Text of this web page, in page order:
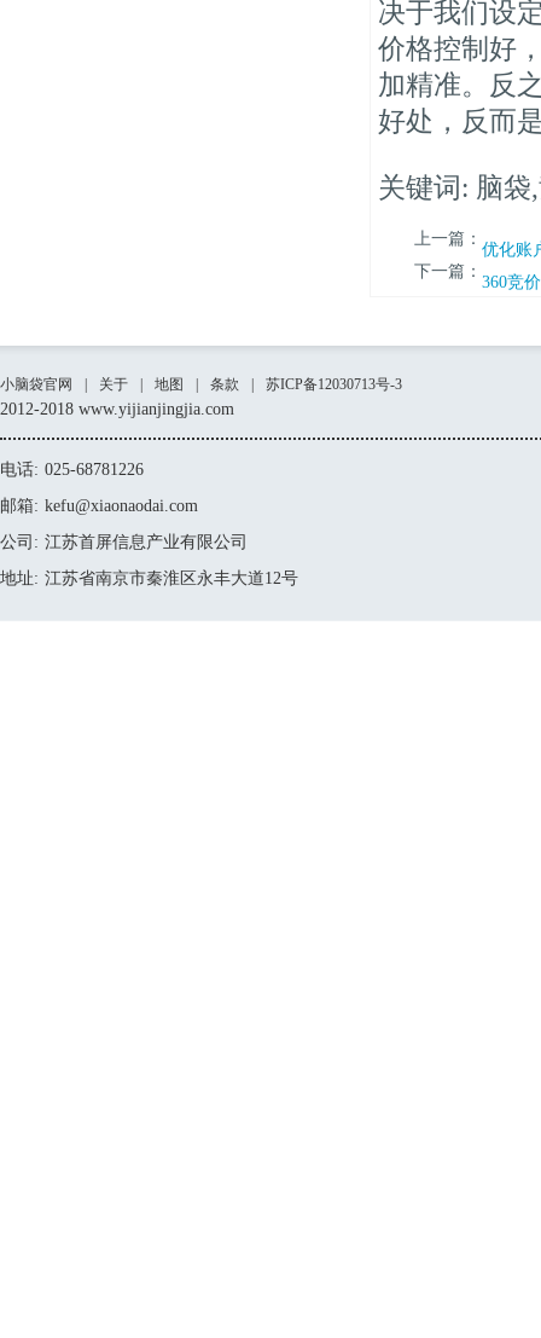
决于我们设
价格控制好
加精准。反
好处，反而
关键词: 脑
上一篇： 优化账
下一篇： 360竞
小脑袋官网 关于 地图 条款 苏ICP备12030713号-3
2012-2018 www.yijianjingjia.com
电话: 025-68781226
邮箱: kefu@xiaonaodai.com
公司: 江苏首屏信息产业有限公司
地址: 江苏省南京市秦淮区永丰大道12号